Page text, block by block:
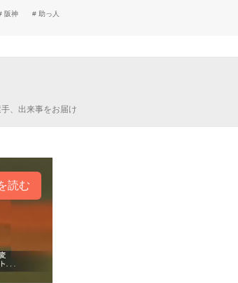
阪神 助っ人
、出来事をお届け
読む